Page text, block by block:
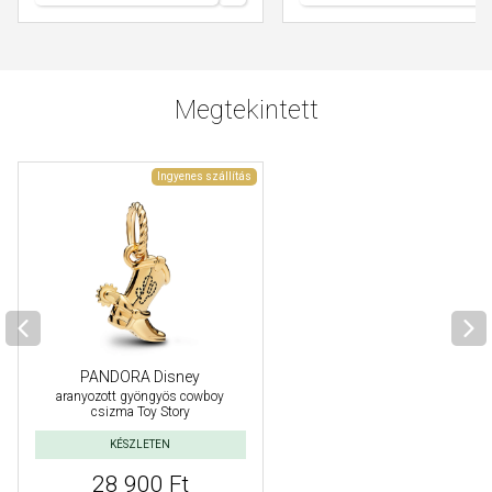
Megtekintett
Ingyenes szállítás
PANDORA Disney
aranyozott gyöngyös cowboy
csizma Toy Story
KÉSZLETEN
28 900 Ft